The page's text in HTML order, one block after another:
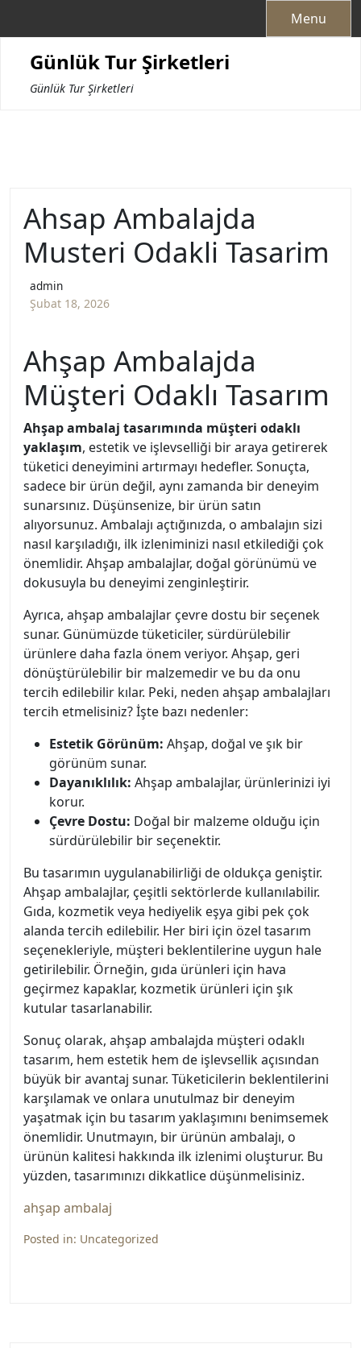
Menu
Günlük Tur Şirketleri
Günlük Tur Şirketleri
Ahsap Ambalajda
Musteri Odakli Tasarim
admin
Şubat 18, 2026
Ahşap Ambalajda
Müşteri Odaklı Tasarım
Ahşap ambalaj tasarımında müşteri odaklı
yaklaşım, estetik ve işlevselliği bir araya getirerek
tüketici deneyimini artırmayı hedefler. Sonuçta,
sadece bir ürün değil, aynı zamanda bir deneyim
sunarsınız. Düşünsenize, bir ürün satın
alıyorsunuz. Ambalajı açtığınızda, o ambalajın sizi
nasıl karşıladığı, ilk izleniminizi nasıl etkilediği çok
önemlidir. Ahşap ambalajlar, doğal görünümü ve
dokusuyla bu deneyimi zenginleştirir.
Ayrıca, ahşap ambalajlar çevre dostu bir seçenek
sunar. Günümüzde tüketiciler, sürdürülebilir
ürünlere daha fazla önem veriyor. Ahşap, geri
dönüştürülebilir bir malzemedir ve bu da onu
tercih edilebilir kılar. Peki, neden ahşap ambalajları
tercih etmelisiniz? İşte bazı nedenler:
Estetik Görünüm: Ahşap, doğal ve şık bir
görünüm sunar.
Dayanıklılık: Ahşap ambalajlar, ürünlerinizi iyi
korur.
Çevre Dostu: Doğal bir malzeme olduğu için
sürdürülebilir bir seçenektir.
Bu tasarımın uygulanabilirliği de oldukça geniştir.
Ahşap ambalajlar, çeşitli sektörlerde kullanılabilir.
Gıda, kozmetik veya hediyelik eşya gibi pek çok
alanda tercih edilebilir. Her biri için özel tasarım
seçenekleriyle, müşteri beklentilerine uygun hale
getirilebilir. Örneğin, gıda ürünleri için hava
geçirmez kapaklar, kozmetik ürünleri için şık
kutular tasarlanabilir.
Sonuç olarak, ahşap ambalajda müşteri odaklı
tasarım, hem estetik hem de işlevsellik açısından
büyük bir avantaj sunar. Tüketicilerin beklentilerini
karşılamak ve onlara unutulmaz bir deneyim
yaşatmak için bu tasarım yaklaşımını benimsemek
önemlidir. Unutmayın, bir ürünün ambalajı, o
ürünün kalitesi hakkında ilk izlenimi oluşturur. Bu
yüzden, tasarımınızı dikkatlice düşünmelisiniz.
ahşap ambalaj
Posted in: Uncategorized